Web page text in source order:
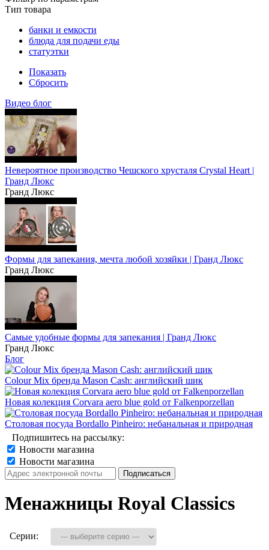
Тип товара
банки и емкости
блюда для подачи еды
статуэтки
Показать
Сбросить
Видео блог
Невероятное производство Чешского хрусталя Crystal Heart |
Гранд Люкс
Гранд Люкс
Формы для запекания, мечта любой хозяйки | Гранд Люкс
Гранд Люкс
Самые удобные формы для запекания | Гранд Люкс
Гранд Люкс
Блог
Colour Mix бренда Mason Cash: английский шик
Новая колекция Corvara aero blue gold от Falkenporzellan
Столовая посуда Bordallo Pinheiro: небанальная и природная
Подпишитесь на рассылку:
Новости магазина
Новости магазина
Менажницы Royal Classics
Серии: